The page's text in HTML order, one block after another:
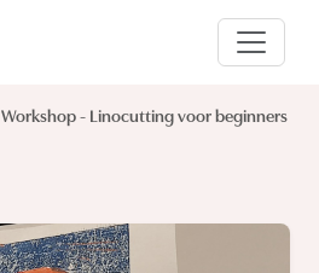
Workshop - Linocutting voor beginners